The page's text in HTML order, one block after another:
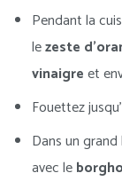
Pendant la
lezeste
vinaigreet
Fouettez
Dans un
avec le